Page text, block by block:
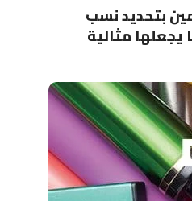
بتحديد نسب
مثالية